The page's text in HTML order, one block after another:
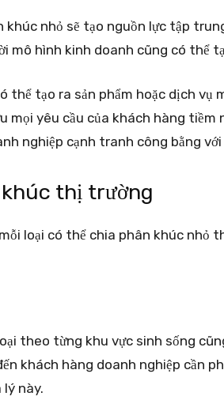
khúc nhỏ sẽ tạo nguồn lực tập
mô hình kinh doanh cũng có thể
thể tạo ra sản phẩm hoặc dịch vụ
mọi yêu cầu của khách hàng tiềm
nghiệp cạnh tranh công bằng
thị trường
loại có thể chia phân khúc nhỏ
theo từng khu vực sinh sống
khách hàng doanh nghiệp cần
này.